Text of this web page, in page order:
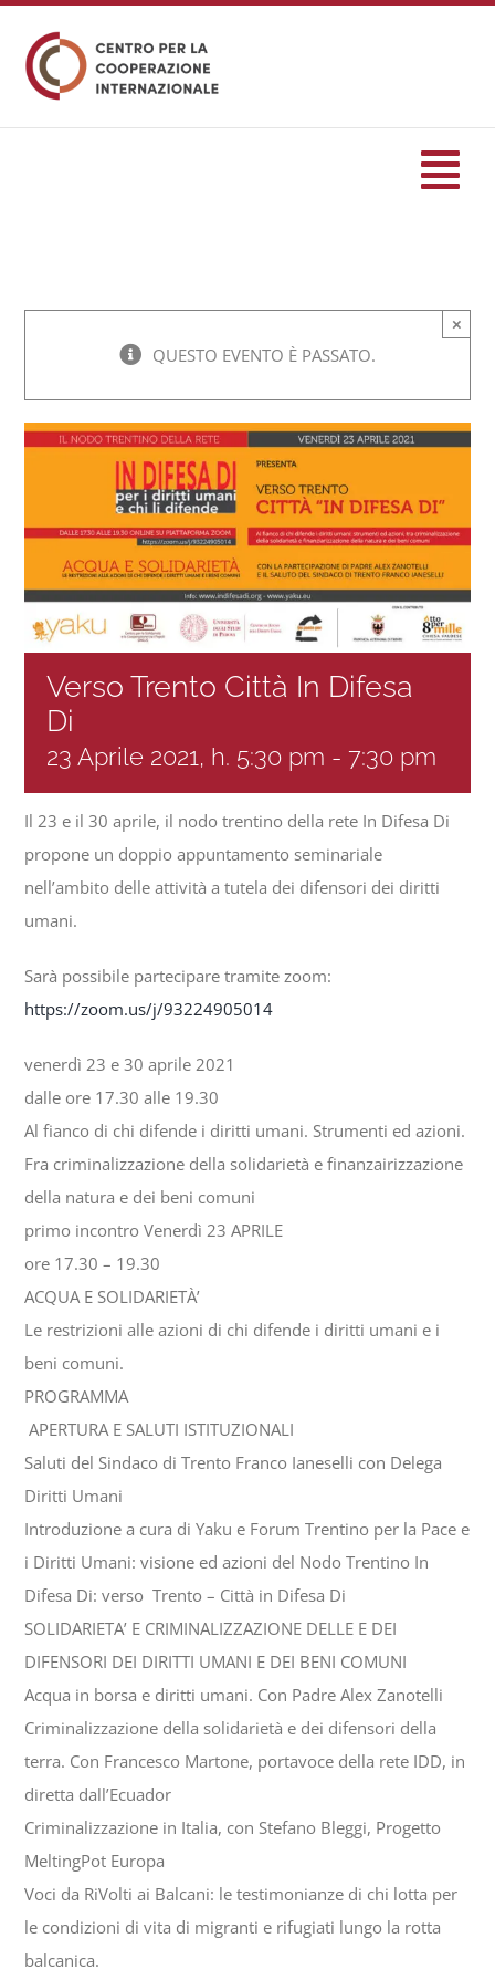
contenuto
Eventi
In rete con
Notizie
Chi siamo
QUESTO EVENTO È PASSATO.
×
Verso Trento Città In Difesa
Di
23 Aprile 2021, h. 5:30 pm -7:30 pm
Il 23 e il 30 aprile, il nodo trentino della rete In Difesa Di
propone un doppio appuntamento seminariale
nell’ambito delle attività a tutela dei difensori dei diritti
umani.
Sarà possibile partecipare tramite zoom:
https://zoom.us/j/93224905014
venerdì 23 e 30 aprile 2021
dalle ore 17.30 alle 19.30
Al fianco di chi difende i diritti umani. Strumenti ed azioni.
Fra criminalizzazione della solidarietà e finanzairizzazione
della natura e dei beni comuni
primo incontro Venerdì 23 APRILE
ore 17.30 – 19.30
ACQUA E SOLIDARIETÀ’
Le restrizioni alle azioni di chi difende i diritti umani e i
beni comuni.
PROGRAMMA
APERTURA E SALUTI ISTITUZIONALI
Saluti del Sindaco di Trento Franco Ianeselli con Delega
Diritti Umani
Introduzione a cura di Yaku e Forum Trentino per la Pace e
i Diritti Umani: visione ed azioni del Nodo Trentino In
Difesa Di: verso Trento – Città in Difesa Di
SOLIDARIETA’ E CRIMINALIZZAZIONE DELLE E DEI
DIFENSORI DEI DIRITTI UMANI E DEI BENI COMUNI
Acqua in borsa e diritti umani. Con Padre Alex Zanotelli
Criminalizzazione della solidarietà e dei difensori della
terra. Con Francesco Martone, portavoce della rete IDD, in
diretta dall’Ecuador
Criminalizzazione in Italia, con Stefano Bleggi, Progetto
MeltingPot Europa
Voci da RiVolti ai Balcani: le testimonianze di chi lotta per
le condizioni di vita di migranti e rifugiati lungo la rotta
balcanica.